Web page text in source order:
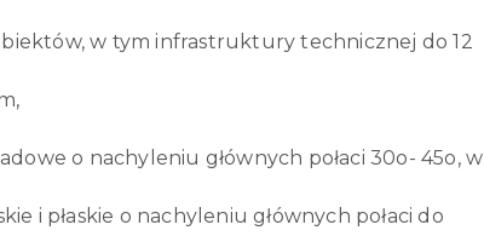
w tym infrastruktury technicznej do 12
o nachyleniu głównych połaci 30o- 45o, w
i płaskie o nachyleniu głównych połaci do